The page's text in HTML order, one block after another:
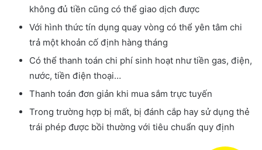
không đủ tiền cũng có thể giao dịch được
Với hình thức tín dụng quay vòng có thể yên tâm chi
trả một khoản cố định hàng tháng
Có thể thanh toán chi phí sinh hoạt như tiền gas, điện,
nước, tiền điện thoại…
Thanh toán đơn giản khi mua sắm trực tuyến
Trong trường hợp bị mất, bị đánh cắp hay sử dụng thẻ
trái phép được bồi thường với tiêu chuẩn quy định